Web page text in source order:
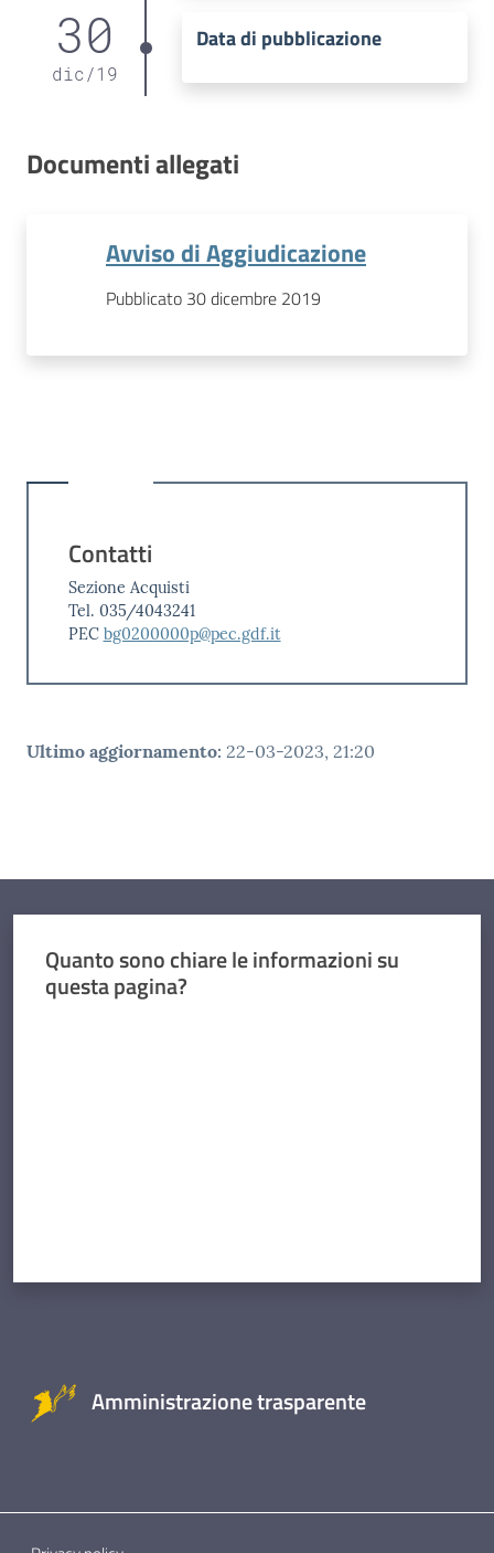
30
dic /19
Data di pubblicazione
Documenti allegati
Avviso di Aggiudicazione
Pubblicato 30 dicembre 2019
Contatti
Sezione Acquisti
Tel. 035/4043241
PEC bg0200000p@pec.gdf.it
Ultimo aggiornamento: 22-03-2023, 21:20
Quanto sono chiare le informazioni su
questa pagina?
Amministrazione trasparente